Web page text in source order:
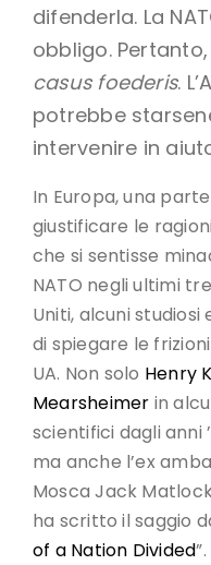
difenderla. La
obbligo.
casus foederis.
potrebbe
intervenire in
In Europa, una
giustificare le
che si sentisse
NATO negli ultimi
Uniti, alcuni
di spiegare le
UA. Non solo Henry
Mearsheimer in
scientifici dagli anni
ma anche l’ex
Mosca Jack
ha scritto il saggio
of a Nation Divided”.